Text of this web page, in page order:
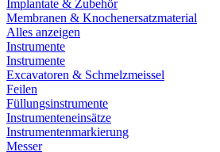
Implantate & Zubehör
Membranen & Knochenersatzmaterial
Alles anzeigen
Instrumente
Instrumente
Excavatoren & Schmelzmeissel
Feilen
Füllungsinstrumente
Instrumenteneinsätze
Instrumentenmarkierung
Messer